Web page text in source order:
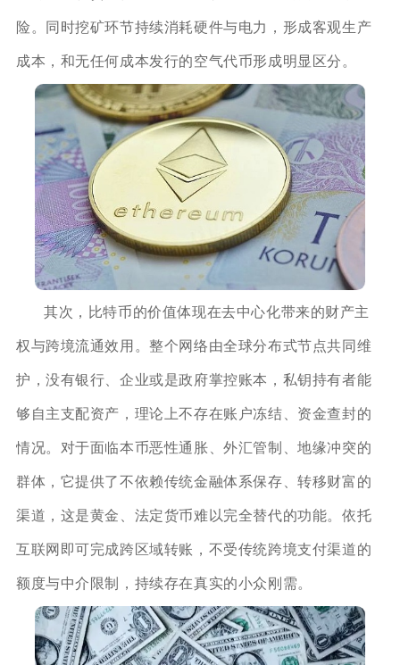
险。同时挖矿环节持续消耗硬件与电力，形成客观生产
成本，和无任何成本发行的空气代币形成明显区分。
其次，比特币的价值体现在去中心化带来的财产主
权与跨境流通效用。整个网络由全球分布式节点共同维
护，没有银行、企业或是政府掌控账本，私钥持有者能
够自主支配资产，理论上不存在账户冻结、资金查封的
情况。对于面临本币恶性通胀、外汇管制、地缘冲突的
群体，它提供了不依赖传统金融体系保存、转移财富的
渠道，这是黄金、法定货币难以完全替代的功能。依托
互联网即可完成跨区域转账，不受传统跨境支付渠道的
额度与中介限制，持续存在真实的小众刚需。